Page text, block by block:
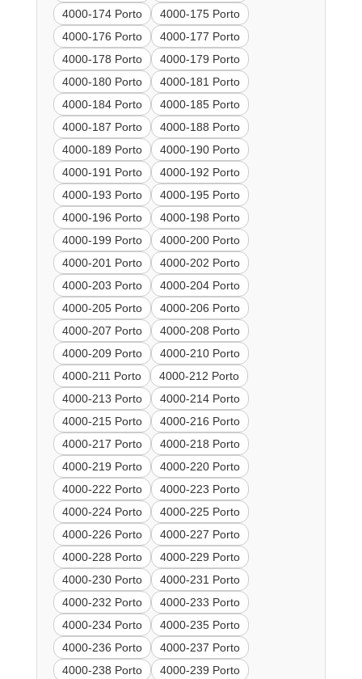
4000-174 Porto
4000-175 Porto
4000-176 Porto
4000-177 Porto
4000-178 Porto
4000-179 Porto
4000-180 Porto
4000-181 Porto
4000-184 Porto
4000-185 Porto
4000-187 Porto
4000-188 Porto
4000-189 Porto
4000-190 Porto
4000-191 Porto
4000-192 Porto
4000-193 Porto
4000-195 Porto
4000-196 Porto
4000-198 Porto
4000-199 Porto
4000-200 Porto
4000-201 Porto
4000-202 Porto
4000-203 Porto
4000-204 Porto
4000-205 Porto
4000-206 Porto
4000-207 Porto
4000-208 Porto
4000-209 Porto
4000-210 Porto
4000-211 Porto
4000-212 Porto
4000-213 Porto
4000-214 Porto
4000-215 Porto
4000-216 Porto
4000-217 Porto
4000-218 Porto
4000-219 Porto
4000-220 Porto
4000-222 Porto
4000-223 Porto
4000-224 Porto
4000-225 Porto
4000-226 Porto
4000-227 Porto
4000-228 Porto
4000-229 Porto
4000-230 Porto
4000-231 Porto
4000-232 Porto
4000-233 Porto
4000-234 Porto
4000-235 Porto
4000-236 Porto
4000-237 Porto
4000-238 Porto
4000-239 Porto